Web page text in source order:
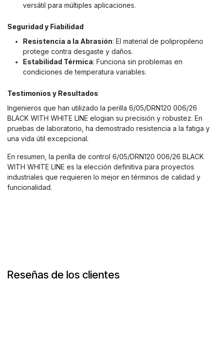
versátil para múltiples aplicaciones.
Seguridad y Fiabilidad
Resistencia a la Abrasión: El material de polipropileno
protege contra desgaste y daños.
Estabilidad Térmica: Funciona sin problemas en
condiciones de temperatura variables.
Testimonios y Resultados
Ingenieros que han utilizado la perilla 6/05/DRN120 006/26
BLACK WITH WHITE LINE elogian su precisión y robustez. En
pruebas de laboratorio, ha demostrado resistencia a la fatiga y
una vida útil excepcional.
En resumen, la perilla de control 6/05/DRN120 006/26 BLACK
WITH WHITE LINE es la elección definitiva para proyectos
industriales que requieren lo mejor en términos de calidad y
funcionalidad.
Reseñas de los clientes